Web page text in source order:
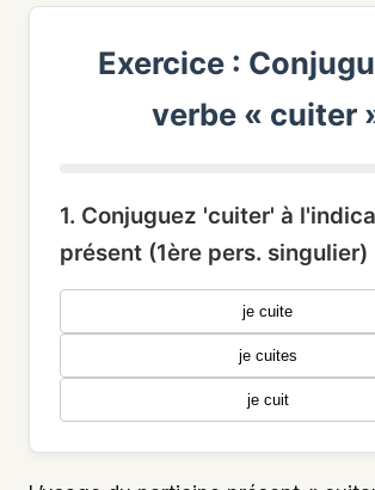
Exercice :
verbe « cuiter
1. Conjuguez 'cuiter' à
présent (1ère pers. singulier)
je cuite
je cuites
je cuit